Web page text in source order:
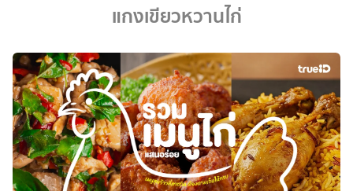
แกงเขียวหวานไก่